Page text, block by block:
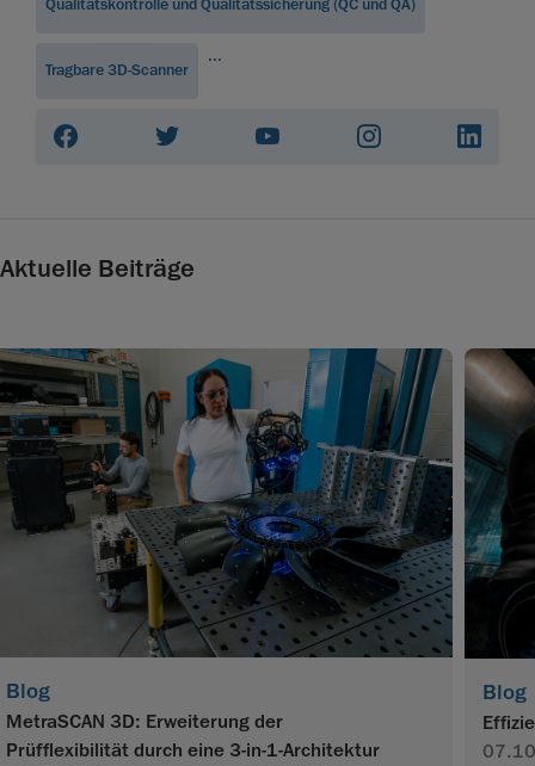
Qualitätskontrolle und Qualitätssicherung (QC und QA)
Tragbare 3D-Scanner
...
Aktuelle Beiträge
Blog
MetraSCAN 3D: Erweiterung der
Prüfflexibilität durch eine 3-in-1-Architektur
Blog